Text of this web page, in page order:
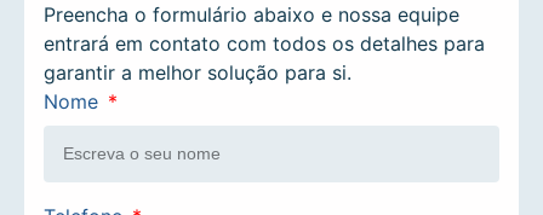
Nome
Preencha o formulário abaixo e nossa equipe
entrará em contato com todos os detalhes para
garantir a melhor solução para si.